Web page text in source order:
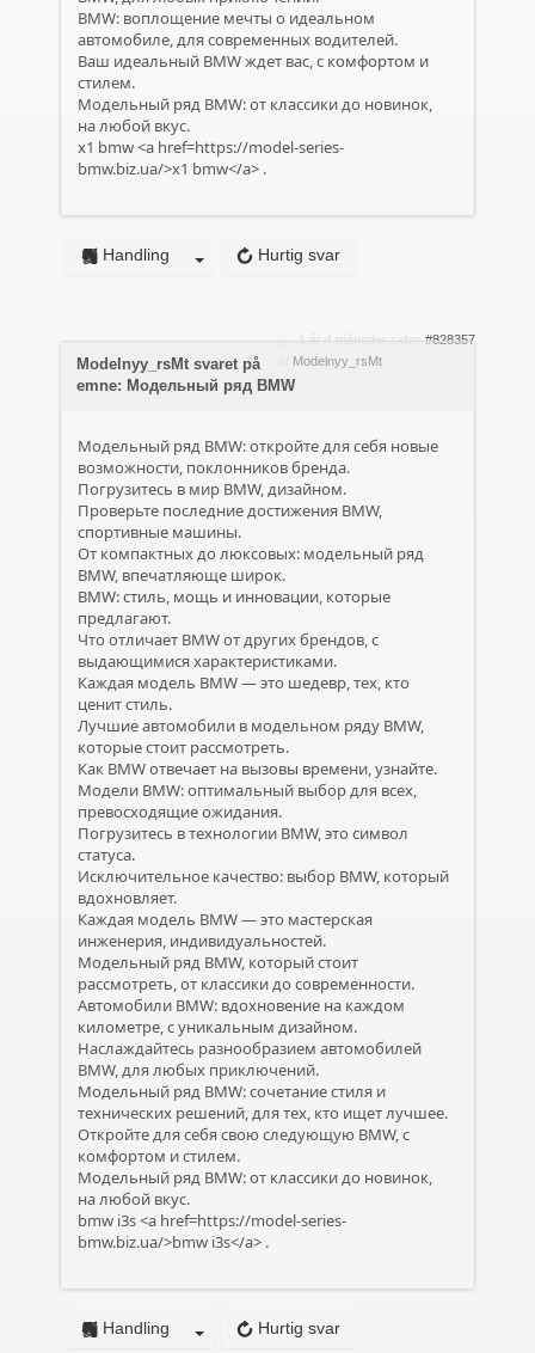
BMW: воплощение мечты о идеальном
автомобиле, для современных водителей.
Ваш идеальный BMW ждет вас, с комфортом и
стилем.
Модельный ряд BMW: от классики до новинок,
на любой вкус.
x1 bmw <a href=https://model-series-
bmw.biz.ua/>x1 bmw</a> .
Hurtig svar
Handling
1 år 4 måneder siden #828357
Modelnyy_rsMt
Modelnyy_rsMt svaret på
emne: Модельный ряд BMW
Модельный ряд BMW: откройте для себя новые
возможности, поклонников бренда.
Погрузитесь в мир BMW, дизайном.
Проверьте последние достижения BMW,
спортивные машины.
От компактных до люксовых: модельный ряд
BMW, впечатляюще широк.
BMW: стиль, мощь и инновации, которые
предлагают.
Что отличает BMW от других брендов, с
выдающимися характеристиками.
Каждая модель BMW — это шедевр, тех, кто
ценит стиль.
Лучшие автомобили в модельном ряду BMW,
которые стоит рассмотреть.
Как BMW отвечает на вызовы времени, узнайте.
Модели BMW: оптимальный выбор для всех,
превосходящие ожидания.
Погрузитесь в технологии BMW, это символ
статуса.
Исключительное качество: выбор BMW, который
вдохновляет.
Каждая модель BMW — это мастерская
инженерия, индивидуальностей.
Модельный ряд BMW, который стоит
рассмотреть, от классики до современности.
Автомобили BMW: вдохновение на каждом
километре, с уникальным дизайном.
Наслаждайтесь разнообразием автомобилей
BMW, для любых приключений.
Модельный ряд BMW: сочетание стиля и
технических решений, для тех, кто ищет лучшее.
Откройте для себя свою следующую BMW, с
комфортом и стилем.
Модельный ряд BMW: от классики до новинок,
на любой вкус.
bmw i3s <a href=https://model-series-
bmw.biz.ua/>bmw i3s</a> .
Hurtig svar
Handling